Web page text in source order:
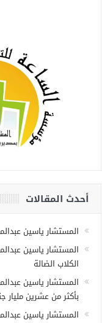
أحدث المقالات
المستشار ياسين
المستشار ياسين
الكلاب الضالة
المستشار ياسين
بأكثر من عشرين مليار
المستشار ياسين